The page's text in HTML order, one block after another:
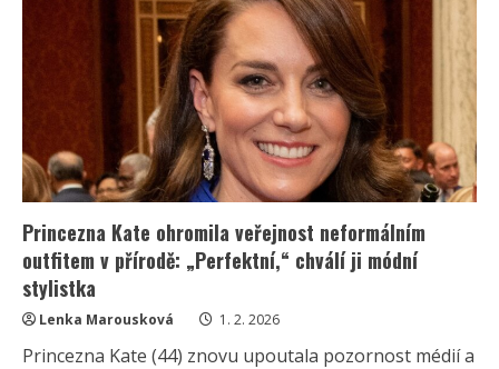
královny
opět
zamilovali
Princezna Kate ohromila veřejnost neformálním
outfitem v přírodě: „Perfektní,“ chválí ji módní
stylistka
Lenka Marousková 1. 2. 2026
Princezna Kate (44) znovu upoutala pozornost médií a